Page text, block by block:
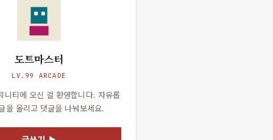
도트마스터
LV.99 ARCADE
니티에 오신 걸 환영합니다. 자유롭
을 올리고 댓글을 나눠보세요.